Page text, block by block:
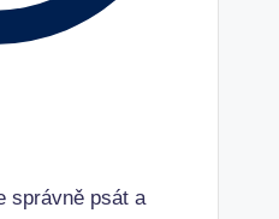
správně psát a